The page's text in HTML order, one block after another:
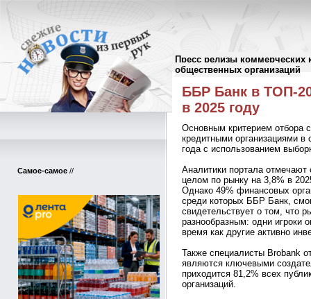
Пресс релизы коммерческих
общественных организаций
Самое-самое //
Пресс-релизы//
ББР Банк в ТОП-
в 2025 году
Основным критерием отбора
кредитными организациями в
года с использованием
Аналитики портала отмечают
целом по рынку на 3,8% в
Однако 49% финансовых
среди которых ББР Банк,
свидетельствует о том, что
разнообразным: одни игроки
время как другие активно
Также специалисты Brobank
являются ключевыми
приходится 81,2% всех
организаций.